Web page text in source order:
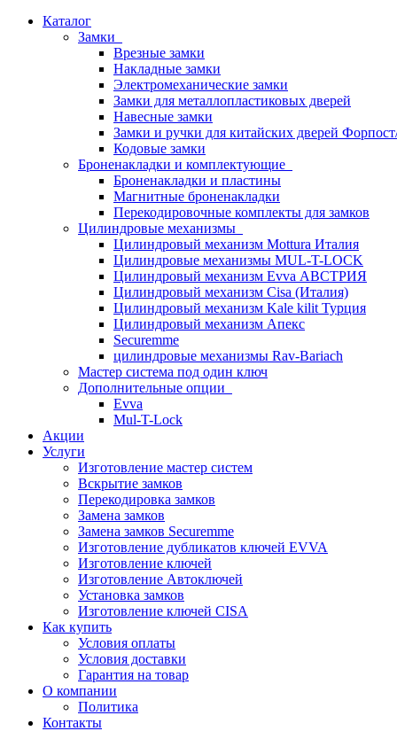
Каталог
Замки
Врезные замки
Накладные замки
Электромеханические замки
Замки для металлопластиковых дверей
Навесные замки
Замки и ручки для китайских дверей
Кодовые замки
Броненакладки и комплектующие
Броненакладки и пластины
Магнитные броненакладки
Перекодировочные комплекты для замков
Цилиндровые механизмы
Цилиндровый механизм Mottura Италия
Цилиндровые механизмы MUL-T-LOCK
Цилиндровый механизм Evva АВСТРИЯ
Цилиндровый механизм Cisa (Италия)
Цилиндровый механизм Kale kilit Турция
Цилиндровый механизм Апекс
Securemme
цилиндровые механизмы Rav-Bariach
Мастер система под один ключ
Дополнительные опции
Evva
Mul-T-Lock
Акции
Услуги
Изготовление мастер систем
Вскрытие замков
Перекодировка замков
Замена замков
Замена замков Securemme
Изготовление дубликатов ключей EVVA
Изготовление ключей
Изготовление Автоключей
Установка замков
Изготовление ключей CISA
Как купить
Условия оплаты
Условия доставки
Гарантия на товар
О компании
Политика
Контакты